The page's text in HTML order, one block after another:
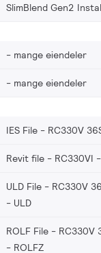
SlimBlend Gen2
mange eiendeler
mange eiendeler
IES File - RC330V
Revit file - RC330VI
ULD File - RC330V
ULD
ROLF File - RC330V
ROLFZ